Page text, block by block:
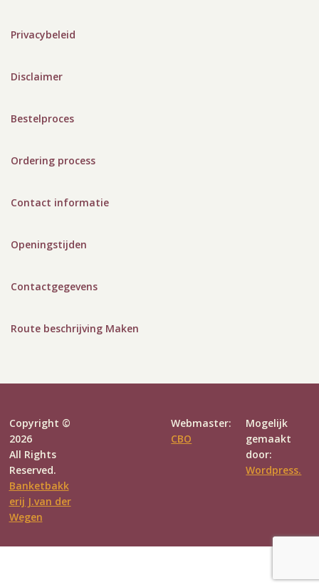
Privacybeleid
Disclaimer
Bestelproces
Ordering process
Contact informatie
Openingstijden
Contactgegevens
Route beschrijving Maken
Copyright ©
2026
All Rights
Reserved.
Banketbakk
erij J.van der
Wegen
Mogelijk
gemaakt
door:
Wordpress.
Webmaster:
CBO